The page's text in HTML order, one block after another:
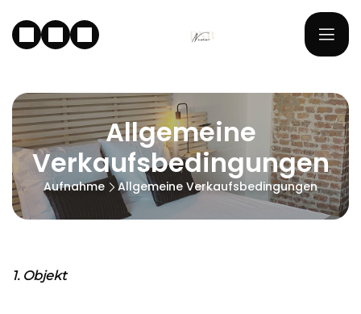
Allgemeine
Verkaufsbedingungen
Aufnahme Allgemeine Verkaufsbedingungen
1. Objekt